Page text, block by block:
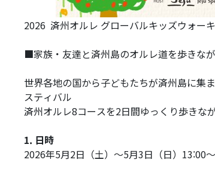
2026 済州オルレ グローバルキッズウォー
■家族・友達と済州島のオルレ道を歩きな
世界各地の国から子どもたちが済州島に集
スティバル
済州オルレ8コースを2日間ゆっくり歩きな
1. 日時
2026年5月2日（土）～5月3日（日）13:00